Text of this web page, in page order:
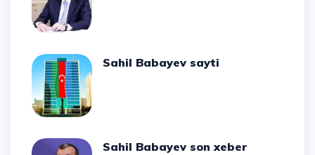
Sahil Babayev sayti
Sahil Babayev son xeber